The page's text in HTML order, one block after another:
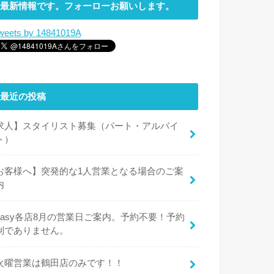
最新情報です。フォーローお願いします。
by 14841019A
最近の投稿
人】スタイリスト募集（パート・アルバイ
）
客様へ】突発的な1人営業となる場合のご案
各店8月の営業日ご案内。予約不要！予約
でありません。
曜営業は鶴田店のみです！！